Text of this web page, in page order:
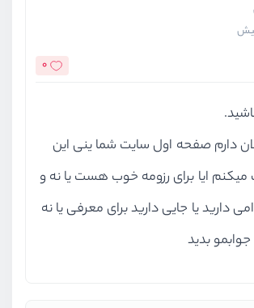
0
دارم صفحه اول سایت شما ینی این
ایا برای رزومه خوب هست یا نه و
دارید یا جایی دارید برای معرفی یا نه
بدید